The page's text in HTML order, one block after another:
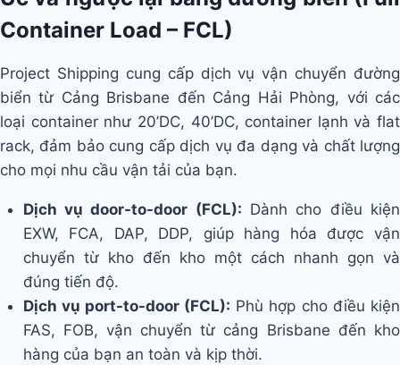
Container Load – FCL)
Project Shipping cung cấp dịch vụ vận chuyển đường
biển từ Cảng Brisbane đến Cảng Hải Phòng, với các
loại container như 20’DC, 40’DC, container lạnh và flat
rack, đảm bảo cung cấp dịch vụ đa dạng và chất lượng
cho mọi nhu cầu vận tải của bạn.
Dịch vụ door-to-door (FCL): Dành cho điều kiện
EXW, FCA, DAP, DDP, giúp hàng hóa được vận
chuyển từ kho đến kho một cách nhanh gọn và
đúng tiến độ.
Dịch vụ port-to-door (FCL): Phù hợp cho điều kiện
FAS, FOB, vận chuyển từ cảng Brisbane đến kho
hàng của bạn an toàn và kịp thời.